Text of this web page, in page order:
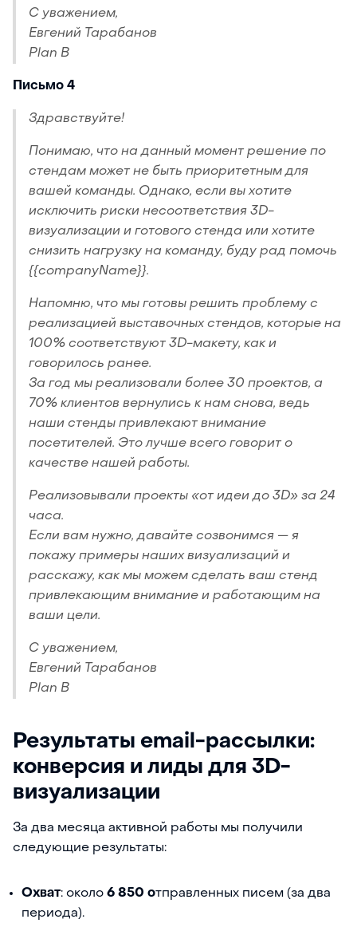
С уважением,
Евгений Тарабанов
Plan B
Письмо 4
Здравствуйте!
Понимаю, что на данный момент решение по
стендам может не быть приоритетным для
вашей команды. Однако, если вы хотите
исключить риски несоответствия 3D-
визуализации и готового стенда или хотите
снизить нагрузку на команду, буду рад помочь
{{companyName}}.
Напомню, что мы готовы решить проблему с
реализацией выставочных стендов, которые на
100% соответствуют 3D-макету, как и
говорилось ранее.
За год мы реализовали более 30 проектов, а
70% клиентов вернулись к нам снова, ведь
наши стенды привлекают внимание
посетителей. Это лучше всего говорит о
качестве нашей работы.
Реализовывали проекты «от идеи до 3D» за 24
часа.
Если вам нужно, давайте созвонимся — я
покажу примеры наших визуализаций и
расскажу, как мы можем сделать ваш стенд
привлекающим внимание и работающим на
ваши цели.
С уважением,
Евгений Тарабанов
Plan B
Результаты email-рассылки:
конверсия и лиды для 3D-
визуализации
За два месяца активной работы мы получили
следующие результаты:
Охват: около6 850 отправленных писем (за два
периода).